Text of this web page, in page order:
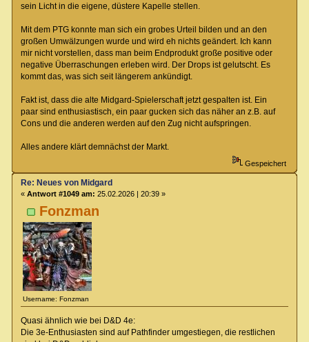
sein Licht in die eigene, düstere Kapelle stellen.
Mit dem PTG konnte man sich ein grobes Urteil bilden und an den
großen Umwälzungen wurde und wird eh nichts geändert. Ich kann
mir nicht vorstellen, dass man beim Endprodukt große positive oder
negative Überraschungen erleben wird. Der Drops ist gelutscht. Es
kommt das, was sich seit längerem ankündigt.
Fakt ist, dass die alte Midgard-Spielerschaft jetzt gespalten ist. Ein
paar sind enthusiastisch, ein paar gucken sich das näher an z.B. auf
Cons und die anderen werden auf den Zug nicht aufspringen.
Alles andere klärt demnächst der Markt.
Gespeichert
Fonzman
Username: Fonzman
Re: Neues von Midgard
« Antwort #1049 am: 25.02.2026 | 20:39 »
Quasi ähnlich wie bei D&D 4e:
Die 3e-Enthusiasten sind auf Pathfinder umgestiegen, die restlichen